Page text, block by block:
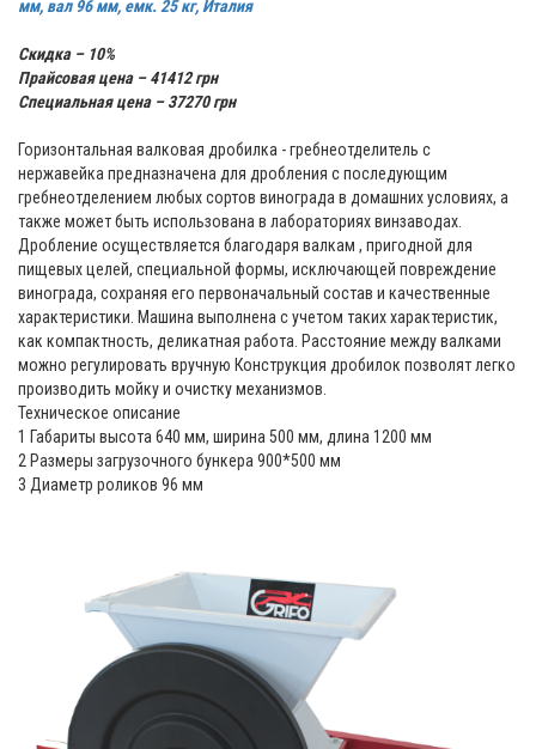
мм, вал 96 мм, емк. 25 кг, Италия
Скидка – 10%
Прайсовая цена – 41412 грн
Специальная цена – 37270 грн
Горизонтальная валковая дробилка - гребнеотделитель с
нержавейка предназначена для дробления с последующим
гребнеотделением любых сортов винограда в домашних условиях, а
также может быть использована в лабораториях винзаводах.
Дробление осуществляется благодаря валкам , пригодной для
пищевых целей, специальной формы, исключающей повреждение
винограда, сохраняя его первоначальный состав и качественные
характеристики. Машина выполнена с учетом таких характеристик,
как компактность, деликатная работа. Расстояние между валками
можно регулировать вручную Конструкция дробилок позволят легко
производить мойку и очистку механизмов.
Техническое описание
1 Габариты высота 640 мм, ширина 500 мм, длина 1200 мм
2 Размеры загрузочного бункера 900*500 мм
3 Диаметр роликов 96 мм